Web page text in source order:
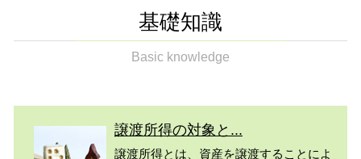
基礎知識
Basic knowledge
譲渡所得の対象と...
譲渡所得とは、資産を譲渡することによ